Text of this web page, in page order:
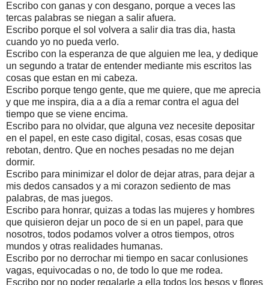
Escribo con ganas y con desgano, porque a veces las
tercas palabras se niegan a salir afuera.
Escribo porque el sol volvera a salir dia tras dia, hasta
cuando yo no pueda verlo.
Escribo con la esperanza de que alguien me lea, y dedique
un segundo a tratar de entender mediante mis escritos las
cosas que estan en mi cabeza.
Escribo porque tengo gente, que me quiere, que me aprecia
y que me inspira, dia a a dïa a remar contra el agua del
tiempo que se viene encima.
Escribo para no olvidar, que alguna vez necesite depositar
en el papel, en este caso digital, cosas, esas cosas que
rebotan, dentro. Que en noches pesadas no me dejan
dormir.
Escribo para minimizar el dolor de dejar atras, para dejar a
mis dedos cansados y a mi corazon sediento de mas
palabras, de mas juegos.
Escribo para honrar, quizas a todas las mujeres y hombres
que quisieron dejar un poco de si en un papel, para que
nosotros, todos podamos volver a otros tiempos, otros
mundos y otras realidades humanas.
Escribo por no derrochar mi tiempo en sacar conlusiones
vagas, equivocadas o no, de todo lo que me rodea.
Escribo por no poder regalarle a ella todos los besos y flores